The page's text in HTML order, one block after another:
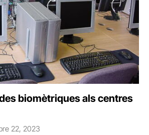
biomètriques als centres
22, 2023